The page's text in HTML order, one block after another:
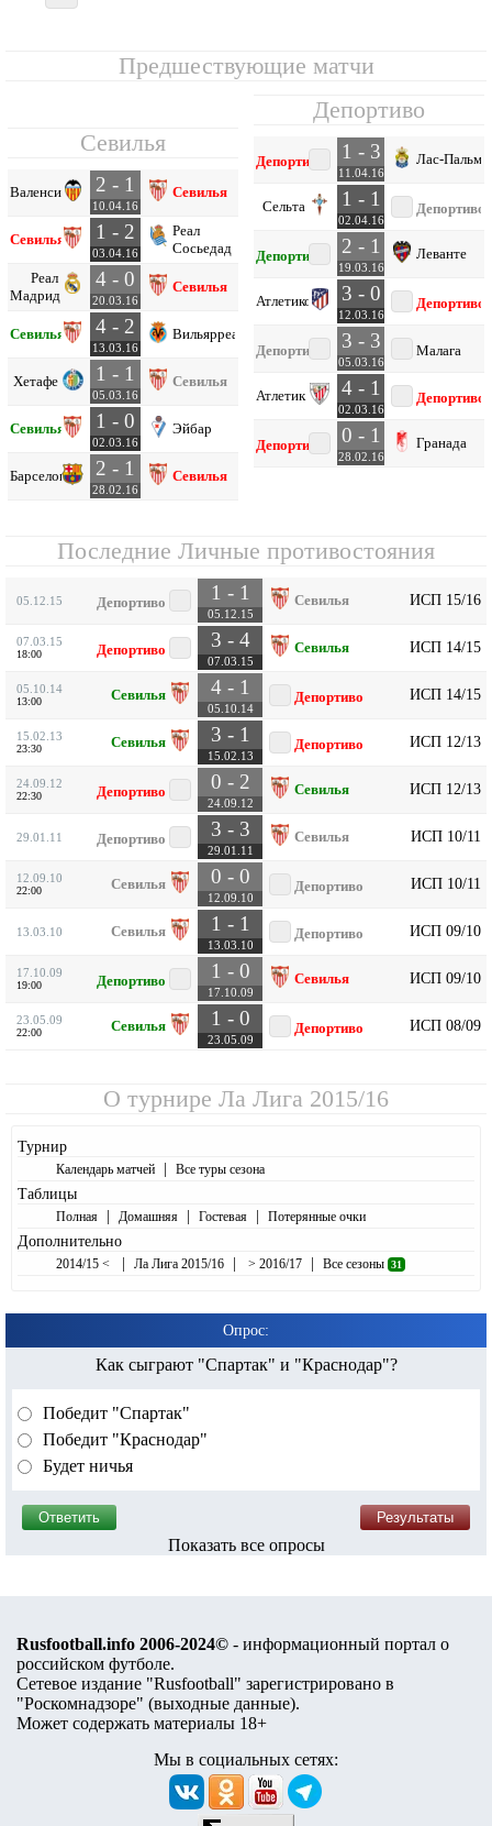
Предшествующие матчи
Севилья
Валенсия 2 - 1
10.04.16
Севилья
Севилья 1 - 2
03.04.16
Реал
Сосьедад
Реал
Мадрид
4 - 0
20.03.16
Севилья
Севилья 4 - 2
13.03.16
Вильярреал
Хетафе 1 - 1
05.03.16
Севилья
Севилья 1 - 0
02.03.16
Эйбар
Барселона 2 - 1
28.02.16
Севилья
Депортиво
Депортиво 1 - 3
11.04.16
Лас-
Сельта 1 - 1
02.04.16
Депортиво
Депортиво 2 - 1
19.03.16
Леванте
Атлетико 3 - 0
12.03.16
Депортиво
Депортиво 3 - 3
05.03.16
Малага
Атлетик Б 4 - 1
02.03.16
Депортиво
Депортиво 0 - 1
28.02.16
Гранада
Последние Личные противостояния
05.12.15 Депортиво 1 - 1
05.12.15
Севилья ИСП 15/16
07.03.15
18:00 Депортиво 3 - 4
07.03.15
Севилья ИСП 14/15
05.10.14
13:00 Севилья 4 - 1
05.10.14
Депортиво ИСП 14/15
15.02.13
23:30 Севилья 3 - 1
15.02.13
Депортиво ИСП 12/13
24.09.12
22:30 Депортиво 0 - 2
24.09.12
Севилья ИСП 12/13
29.01.11 Депортиво 3 - 3
29.01.11
Севилья ИСП 10/11
12.09.10
22:00 Севилья 0 - 0
12.09.10
Депортиво ИСП 10/11
13.03.10 Севилья 1 - 1
13.03.10
Депортиво ИСП 09/10
17.10.09
19:00 Депортиво 1 - 0
17.10.09
Севилья ИСП 09/10
23.05.09
22:00 Севилья 1 - 0
23.05.09
Депортиво ИСП 08/09
О турнире Ла Лига 2015/16
Турнир
Календарь матчей | Все туры сезона
Таблицы
Полная | Домашняя | Гостевая | Потерянные очки
Дополнительно
2014/15 < | Ла Лига 2015/16 | > 2016/17 | Все сезоны 31
Опрос:
Как сыграют "Спартак" и "Краснодар"?
Победит "Спартак"
Победит "Краснодар"
Будет ничья
Показать все опросы
Rusfootball.info 2006-2024© - информационный портал о
российском футболе.
Сетевое издание "Rusfootball" зарегистрировано в
"Роскомнадзоре" (выходные данные).
Может содержать материалы 18+
Мы в социальных сетях: